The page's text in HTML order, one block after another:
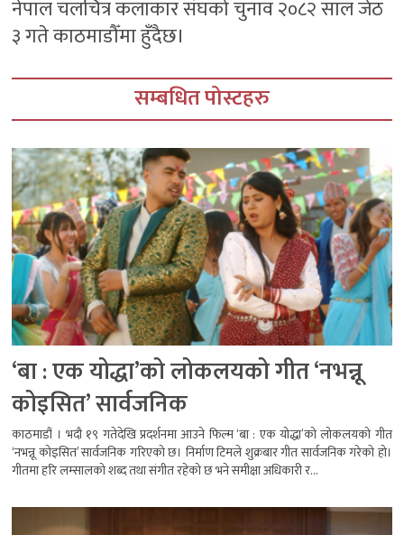
नेपाल चलचित्र कलाकार संघको चुनाव २०८२ साल जेठ
३ गते काठमाडौँमा हुँदैछ।
सम्बधित पोस्टहरु
‘बा : एक योद्धा’को लोकलयको गीत ‘नभन्नू
कोइसित’ सार्वजनिक
काठमाडौं । भदौ १९ गतेदेखि प्रदर्शनमा आउने फिल्म ‘बा : एक योद्धा’को लोकलयको गीत
‘नभन्नू कोइसित’ सार्वजनिक गरिएको छ। निर्माण टिमले शुक्रबार गीत सार्वजनिक गरेको हो।
गीतमा हरि लम्सालको शब्द तथा संगीत रहेको छ भने समीक्षा अधिकारी र...